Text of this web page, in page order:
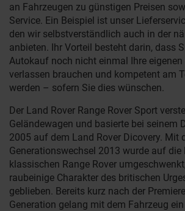
an Fahrzeugen zu günstigen Preisen
Service. Ein Beispiel ist unser
den wir selbstverständlich auch in der
anbieten. Ihr Vorteil besteht darin, dass
Autokauf noch nicht einmal Ihre eigenen
verlassen brauchen und kompetent am
werden – sofern Sie dies wünschen.
Der Land Rover Range Rover Sport
Geländewagen und basierte bei seinem
2005 auf dem Land Rover Dicovery. Mit
Generationswechsel 2013 wurde auf
klassischen Range Rover
raubeinige Charakter des britischen
geblieben. Bereits kurz nach der
Generation gelang mit dem Fahrzeug